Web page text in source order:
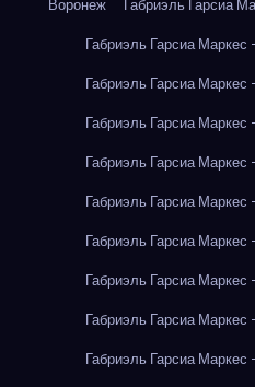
Воронеж
Габриэль Гарсиа
Габриэль Гарсиа
Габриэль Гарсиа
Габриэль Гарсиа
Габриэль Гарсиа
Габриэль Гарсиа
Габриэль Гарсиа
Габриэль Гарсиа
Габриэль Гарсиа
Габриэль Гарсиа